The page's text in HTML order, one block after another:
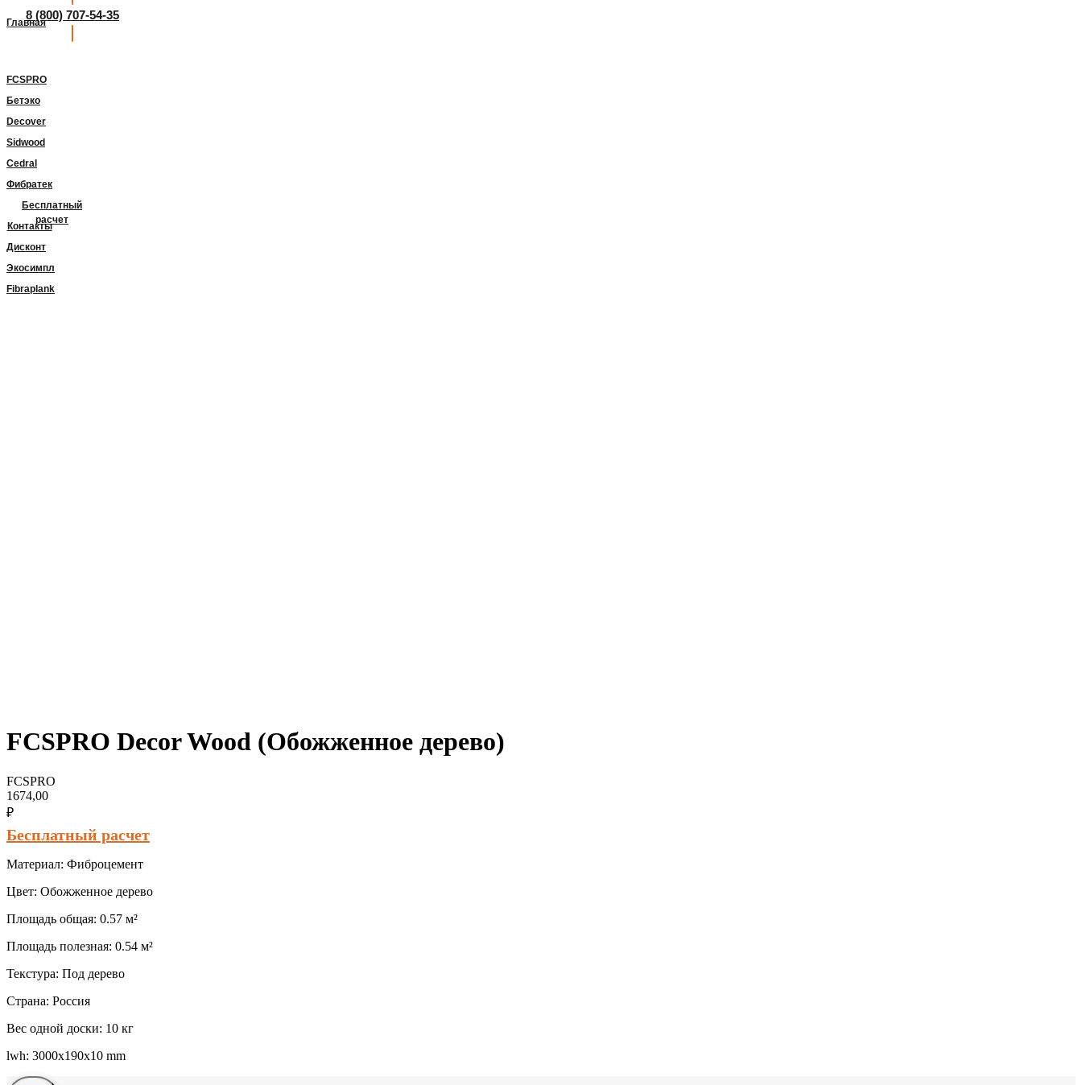
8 (800) 707-54-35
Главная
FCSPRO
Бетэко
Decover
Sidwood
Cedral
Фибратек
Бесплатный
расчет
Контакты
Дисконт
Экосимпл
Fibraplank
FCSPRO Decor Wood (Обожженное дерево)
FCSPRO
1674,00
₽
Бесплатный расчет
Материал: Фиброцемент
Цвет: Обожженное дерево
Площадь общая: 0.57 м²
Площадь полезная: 0.54 м²
Текстура: Под дерево
Страна: Россия
Вес одной доски: 10 кг
lwh: 3000x190x10 mm